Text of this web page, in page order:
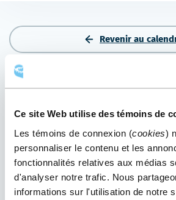
Ce site Web utilise des témoins de
Les témoins de connexion (cookies)
personnaliser le contenu et les
fonctionnalités relatives aux médias
d'analyser notre trafic. Nous
informations sur l'utilisation de notre
Revenir au
BANQUET DE LA
VANIER 2026
26 novembre 2026
Le 26 novembre 2026, le Centre
Québec accueille le Banquet de